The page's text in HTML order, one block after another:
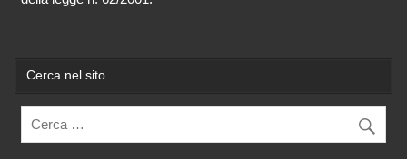
Cerca nel sito